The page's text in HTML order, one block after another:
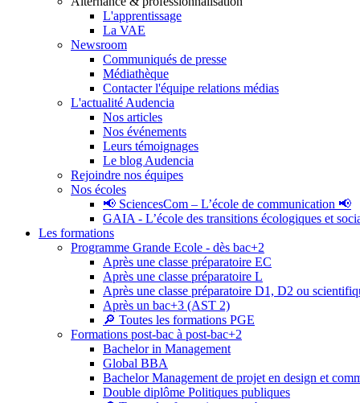
L'apprentissage
La VAE
Newsroom
Communiqués de presse
Médiathèque
Contacter l'équipe relations médias
L'actualité Audencia
Nos articles
Nos événements
Leurs témoignages
Le blog Audencia
Rejoindre nos équipes
Nos écoles
📢 SciencesCom – L’école de communication 📢
GAIA - L’école des transitions écologiques et
Les formations
Programme Grande Ecole - dès bac+2
Après une classe préparatoire EC
Après une classe préparatoire L
Après une classe préparatoire D1, D2 ou
Après un bac+3 (AST 2)
🔎 Toutes les formations PGE
Formations post-bac à post-bac+2
Bachelor in Management
Global BBA
Bachelor Management de projet en design et
Double diplôme Politiques publiques